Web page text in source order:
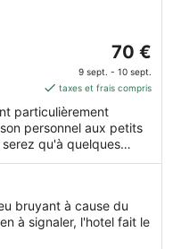
Le
prix
est
par
nuit
sept..
70 €
9 sept. - 10 sept.
taxes et frais compris
particulièrement
personnel aux petits
qu'à quelques
Dans cet hébergement,
comme l'accès Wi-Fi
sans oublier un
des services et
de tous poils,
la nourriture.
bruyant à cause du
à signaler, l'hotel fait le